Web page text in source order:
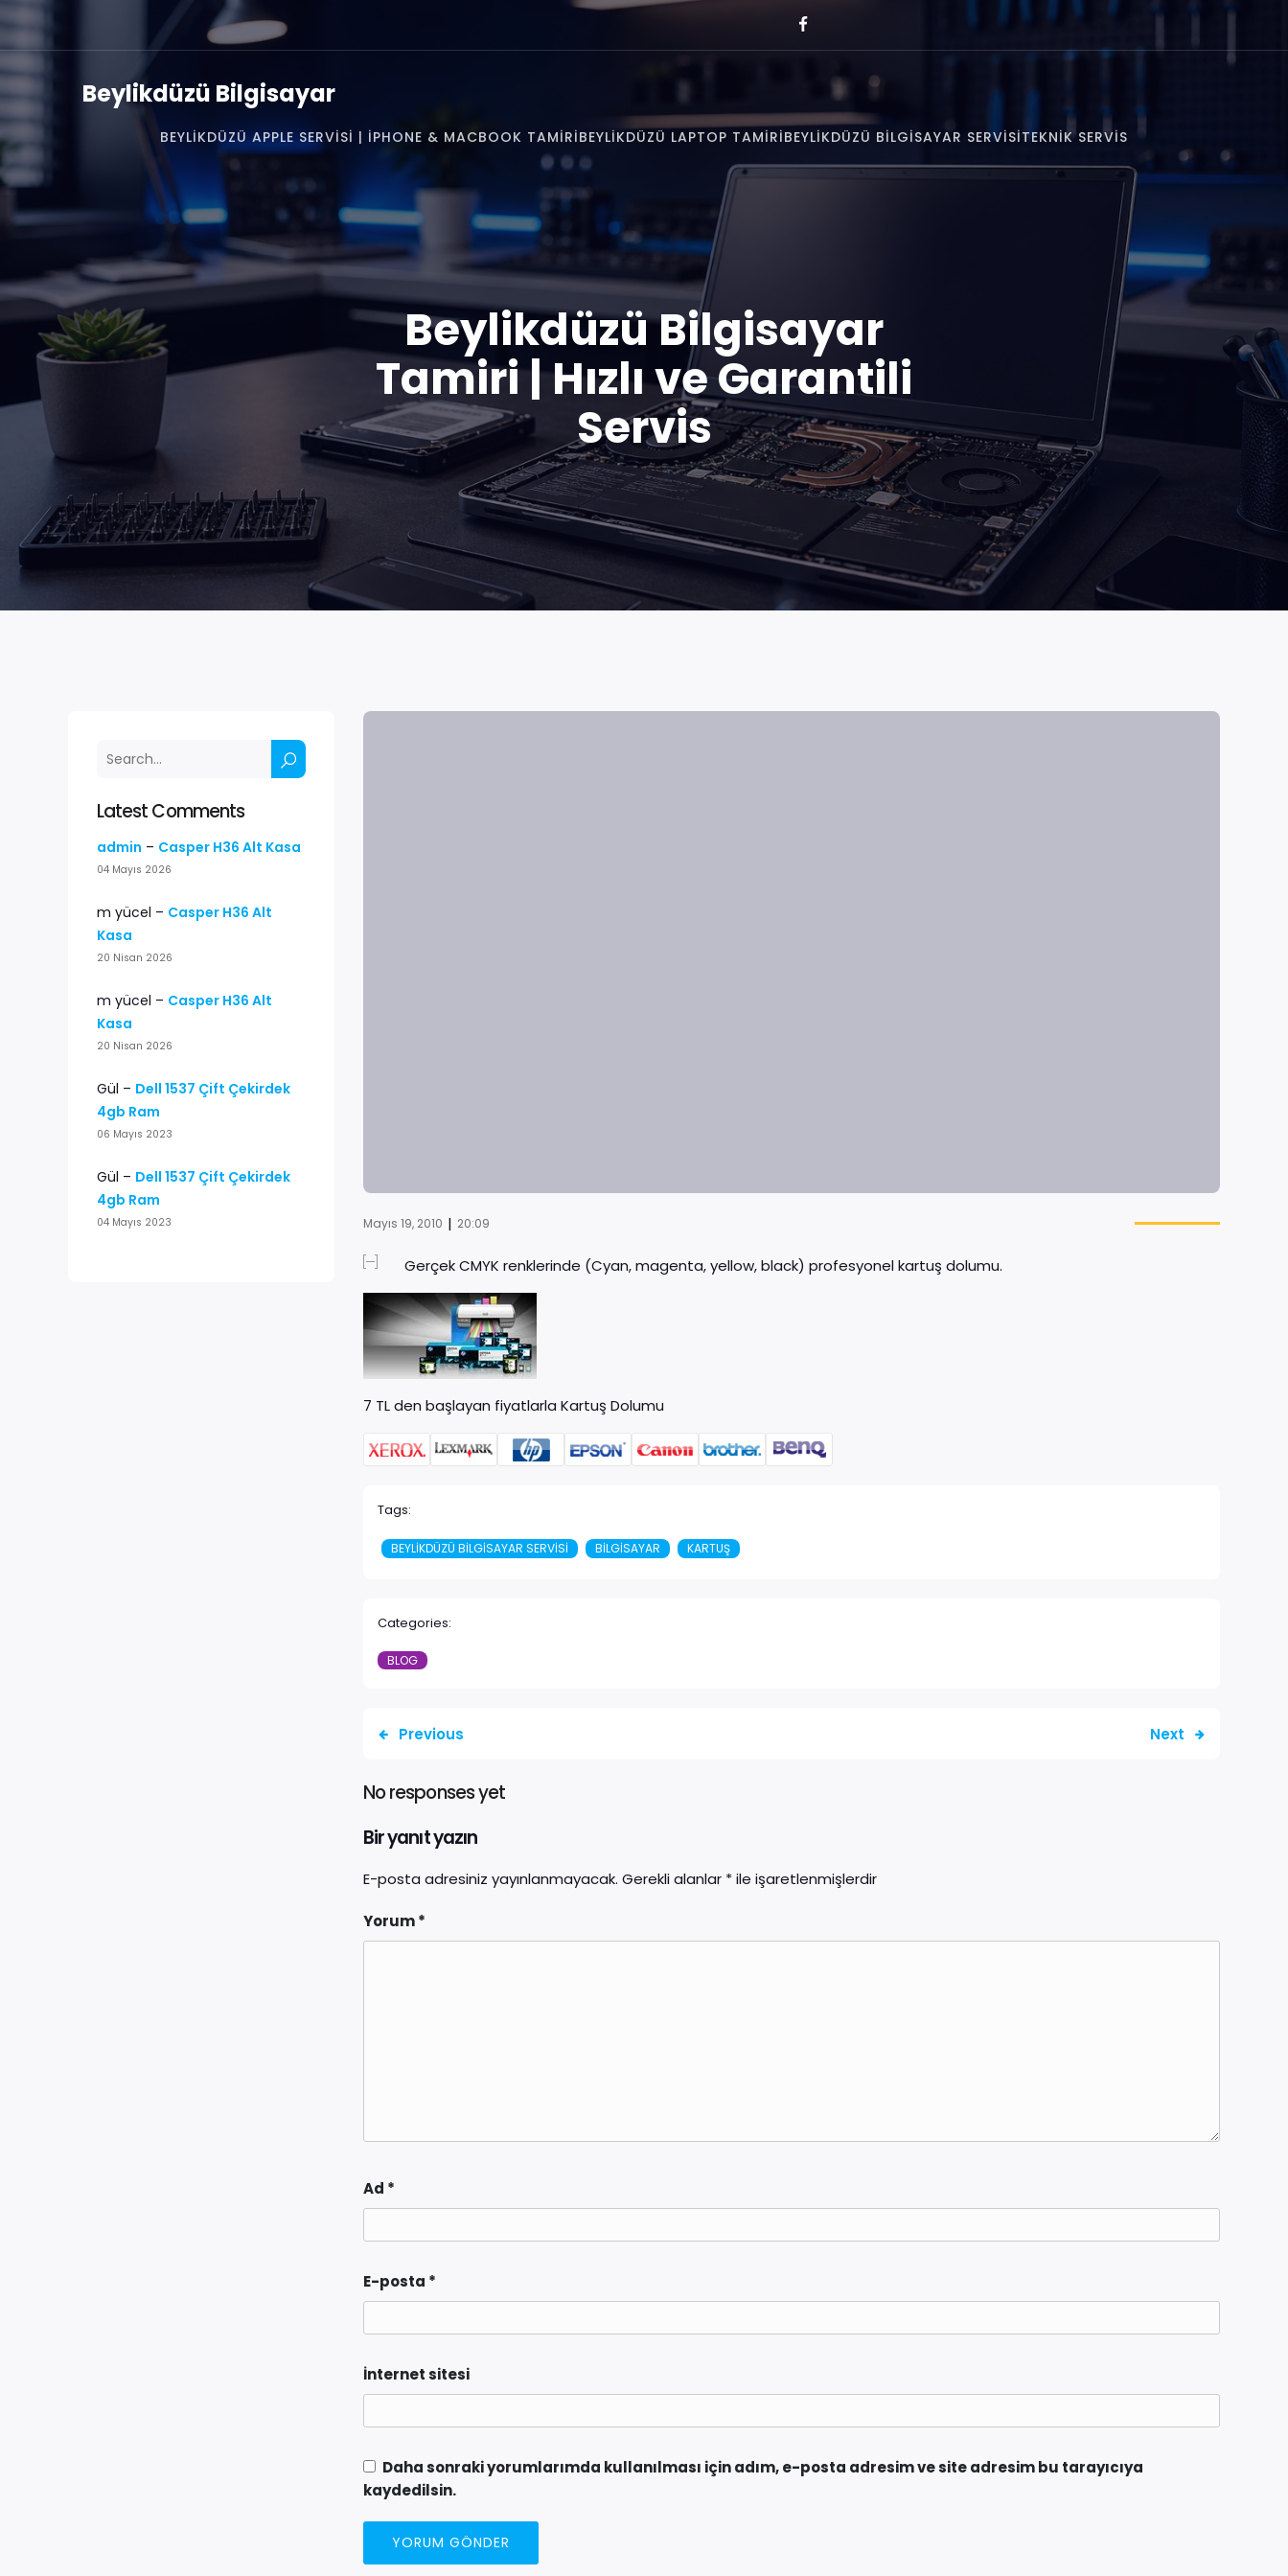
Beylikdüzü Bilgisayar
BEYLIKDÜZÜ APPLE SERVISI | IPHONE & MACBOOK TAMIRIBEYLIKDÜZÜ LAPTOP TAMIRIBEYLIKDÜZÜ BILGISAYAR SERVISITEKNIK SERVIS
Beylikdüzü Bilgisayar
Tamiri | Hızlı ve Garantili
Servis
Latest Comments
admin – Casper H36 Alt Kasa
04 Mayıs 2026
m yücel – Casper H36 Alt
Kasa
20 Nisan 2026
m yücel – Casper H36 Alt
Kasa
20 Nisan 2026
Gül – Dell 1537 Çift Çekirdek
4gb Ram
06 Mayıs 2023
Gül – Dell 1537 Çift Çekirdek
4gb Ram
04 Mayıs 2023 Mayıs 19, 2010 | 20:09
Gerçek CMYK renklerinde (Cyan, magenta, yellow, black) profesyonel kartuş dolumu.
7 TL den başlayan fiyatlarla Kartuş Dolumu
Tags:
BEYLIKDÜZÜ BILGISAYAR SERVISI BILGISAYAR KARTUŞ
Categories:
BLOG
Previous Next
No responses yet
Bir yanıt yazın
E-posta adresiniz yayınlanmayacak. Gerekli alanlar *ile işaretlenmişlerdir
Yorum*
Ad *
E-posta *
İnternet sitesi
Daha sonraki yorumlarımda kullanılması için adım, e-posta adresim ve site adresim bu tarayıcıya
kaydedilsin.